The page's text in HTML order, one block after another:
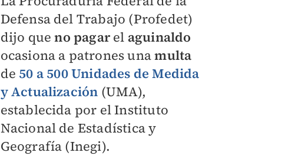
Defensa del Trabajo (Profedet)
dijo queno pagarel aguinaldo
ocasiona a patrones unamulta
de 50 a 500 Unidades de Medida
y Actualización (UMA),
establecida por el Instituto
Nacional de Estadística y
Geografía (Inegi).